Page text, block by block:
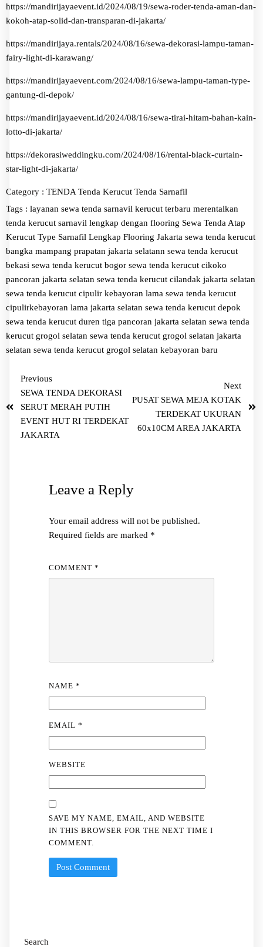
https://mandirijayaevent.id/2024/08/19/sewa-roder-tenda-aman-dan-
kokoh-atap-solid-dan-transparan-di-jakarta/
https://mandirijaya.rentals/2024/08/16/sewa-dekorasi-lampu-taman-
fairy-light-di-karawang/
https://mandirijayaevent.com/2024/08/16/sewa-lampu-taman-type-
gantung-di-depok/
https://mandirijayaevent.id/2024/08/16/sewa-tirai-hitam-bahan-kain-
lotto-di-jakarta/
https://dekorasiweddingku.com/2024/08/16/rental-black-curtain-
star-light-di-jakarta/
Category : TENDATenda Kerucut Tenda Sarnafil
Tags : layanan sewa tenda sarnavil kerucut terbaru merentalkan
tenda kerucut sarnavil lengkap dengan flooring Sewa Tenda Atap
Kerucut Type Sarnafil Lengkap Flooring Jakarta sewa tenda kerucut
bangka mampang prapatan jakarta selatann sewa tenda kerucut
bekasi sewa tenda kerucut bogor sewa tenda kerucut cikoko
pancoran jakarta selatan sewa tenda kerucut cilandak jakarta selatan
sewa tenda kerucut cipulir kebayoran lama sewa tenda kerucut
cipulirkebayoran lama jakarta selatan sewa tenda kerucut depok
sewa tenda kerucut duren tiga pancoran jakarta selatan sewa tenda
kerucut grogol selatan sewa tenda kerucut grogol selatan jakarta
selatan sewa tenda kerucut grogol selatan kebayoran baru
Previous
SEWA TENDA DEKORASI
SERUT MERAH PUTIH
EVENT HUT RI TERDEKAT
JAKARTA
Next
PUSAT SEWA MEJA KOTAK
TERDEKAT UKURAN
60x10CM AREA JAKARTA
Leave a Reply
Your email address will not be published.
Required fields are marked *
COMMENT *
NAME *
EMAIL *
WEBSITE
SAVE MY NAME, EMAIL, AND WEBSITE
IN THIS BROWSER FOR THE NEXT TIME I
COMMENT.
Search